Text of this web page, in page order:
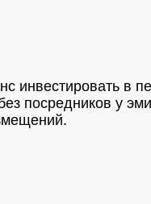
инвестировать в
посредников у